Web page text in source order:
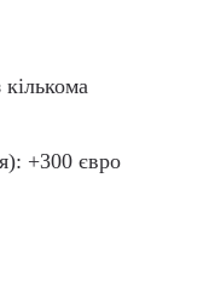
+300 євро